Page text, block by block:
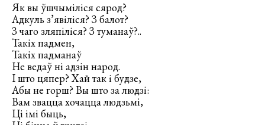
Як вы ўшчыміліся сярод?
Адкуль з’явіліся? З балот?
З чаго зляпіліся? З туманаў?..
Такіх падмен,
Такіх падманаў
Не ведаў ні адзін народ.
І што цяпер? Хай так і будзе,
Абы не горш? Вы што за людзі:
Вам звацца хочацца людзьмі,
Ці імі быць,